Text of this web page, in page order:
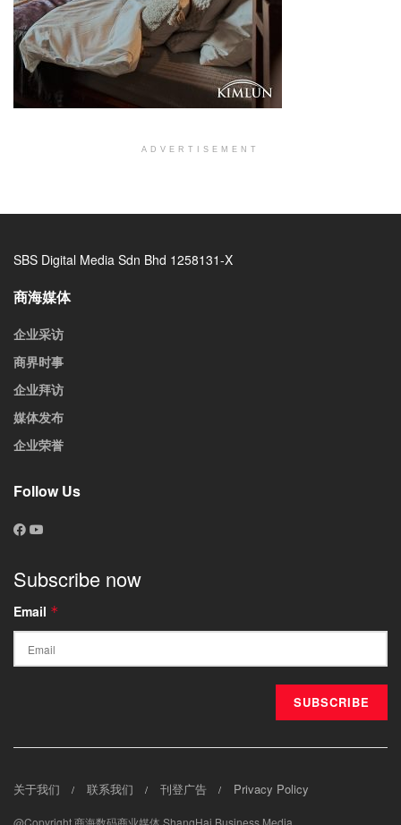
ADVERTISEMENT
SBS Digital Media Sdn Bhd 1258131-X
商海媒体
企业采访
商界时事
企业拜访
媒体发布
企业荣誉
Follow Us
Subscribe now
Email *
关于我们 联系我们 刊登广告 Privacy Policy
@Copyright 商海数码商业媒体 ShangHai Business Media